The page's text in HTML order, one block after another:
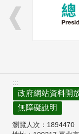
:::
政府網站資料開
無障礙說明
瀏覽人次： 1894470